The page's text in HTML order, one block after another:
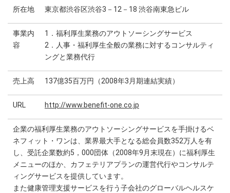
所在地 東京都渋谷区渋谷3－12－18 渋谷南東急ビル
事業内
容
1．福利厚生業務のアウトソーシングサービス
2．人事・福利厚生全般の業務に対するコンサルティ
ングと業務代行
売上高 137億35百万円（2008年3月期連結実績）
URL http://www.benefit-one.co.jp
企業の福利厚生業務のアウトソーシングサービスを手掛けるベ
ネフィット・ワンは、業界最大手となる総会員数352万人を有
し、受託企業数約5，000団体（2008年9月末現在）に福利厚生
メニューのほか、カフェテリアプランの運営代行やコンサルテ
ィングサービスを提供しています。
また健康管理支援サービスを行う子会社のグローバルヘルスケ